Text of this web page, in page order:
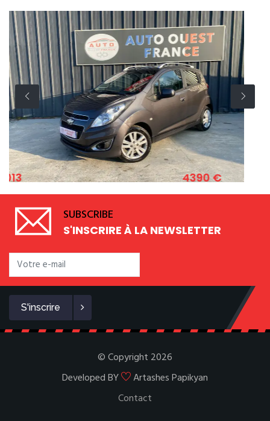
1.2 ESSENCE 82 CV
4390 € 2011
SUBSCRIBE
S'INSCRIRE À LA NEWSLETTER
S'inscrire
© Copyright 2026
Developed BY
Artashes Papikyan
Contact